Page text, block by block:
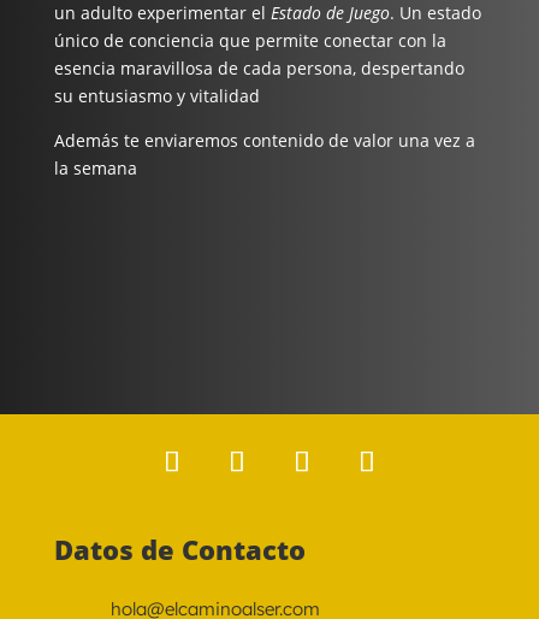
un adulto experimentar el Estado de Juego. Un estado
único de conciencia que permite conectar con la
esencia maravillosa de cada persona, despertando
su entusiasmo y vitalidad
Además te enviaremos contenido de valor una vez a
la semana
Datos de Contacto
hola@elcaminoalser.com